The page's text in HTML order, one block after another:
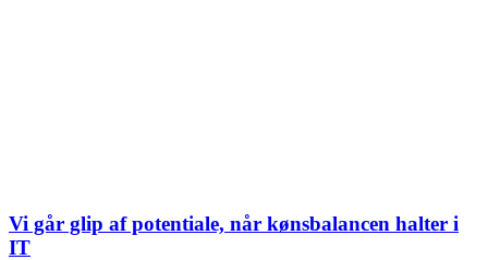
Vi går glip af potentiale, når kønsbalancen halter i
IT